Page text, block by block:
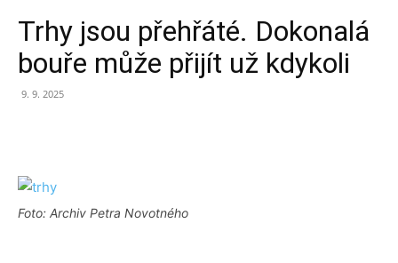
Trhy jsou přehřáté. Dokonalá
bouře může přijít už kdykoli
9. 9. 2025
Foto: Archiv Petra Novotného